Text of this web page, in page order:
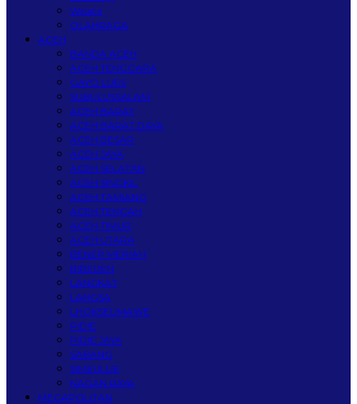
Wisata
OLAHRAGA
ACEH
BANDA ACEH
ACEH TENGGARA
GAYO LUES
SUBULUSSALAM
ACEH BARAT
ACEH BARAT DAYA
ACEH BESAR
ACEH JAYA
ACEH SELATAN
ACEH SINGKIL
ACEH TAMIANG
ACEH TENGAH
ACEH TIMUR
ACEH UTARA
BENER MERIAH
BIREUEN
LANGKAT
LANGSA
LHOKSEUMAWE
PIDIE
PIDIE JAYA
SABANG
SIMEULUE
NAGAN RAYA
MEGAPOLITAN